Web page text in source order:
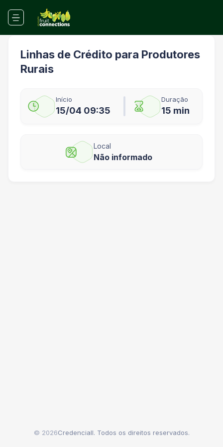
Linhas de Crédito para Produtores
Rurais
Início
15/04 09:35
Duração
15 min
Local
Não informado
© 2026Credenciall. Todos os direitos reservados.